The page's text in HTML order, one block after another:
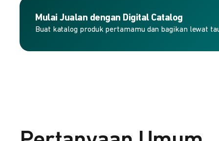
Mulai Jualan dengan Digital Catalog
Buat katalog produk pertamamu dan bagikan lewat